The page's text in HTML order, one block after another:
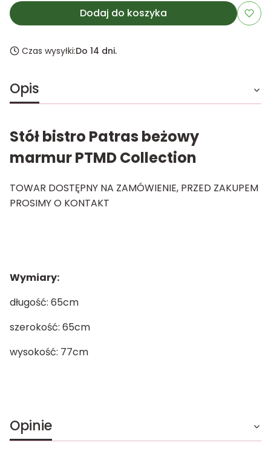
Dodaj do koszyka
Czas wysyłki:Do 14 dni.
Opis
Stół bistro Patras beżowy
marmur PTMD Collection
TOWAR DOSTĘPNY NA ZAMÓWIENIE, PRZED ZAKUPEM
PROSIMY O KONTAKT
Wymiary:
długość: 65cm
szerokość: 65cm
wysokość: 77cm
Opinie